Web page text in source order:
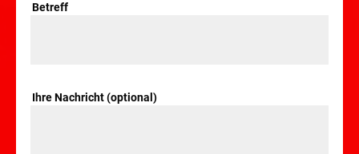
Betreff
Ihre Nachricht (optional)